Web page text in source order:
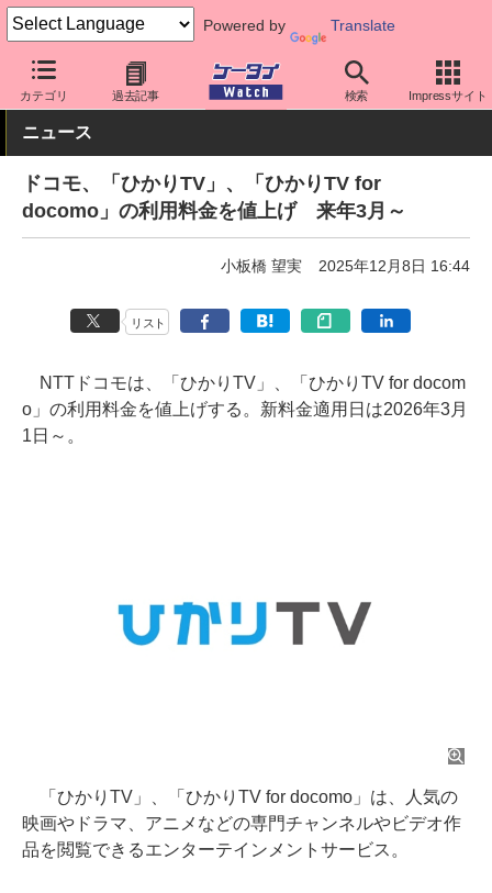
Powered by Translate
カテゴリ 過去記事 検索 Impressサイト
ケータイ Watch キャリア ドコモ 料金プラン・割引
ニュース
ドコモ、「ひかりTV」、「ひかりTV for
docomo」の利用料金を値上げ 来年3月～
小板橋 望実 2025年12月8日 16:44
リスト
NTTドコモは、「ひかりTV」、「ひかりTV for docom
o」の利用料金を値上げする。新料金適用日は2026年3月
1日～。
「ひかりTV」、「ひかりTV for docomo」は、人気の
映画やドラマ、アニメなどの専門チャンネルやビデオ作
品を閲覧できるエンターテインメントサービス。